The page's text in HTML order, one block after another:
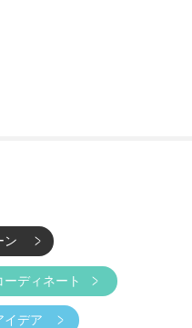
ン
ーディネート
イデア